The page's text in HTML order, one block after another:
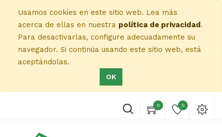
Usamos cookies en este sitio web. Lea más
acerca de ellas en nuestra política de privacidad.
Para desactivarlas, configure adecuadamente su
navegador. Si continúa usando este sitio web, está
aceptándolas.
OK
0 0